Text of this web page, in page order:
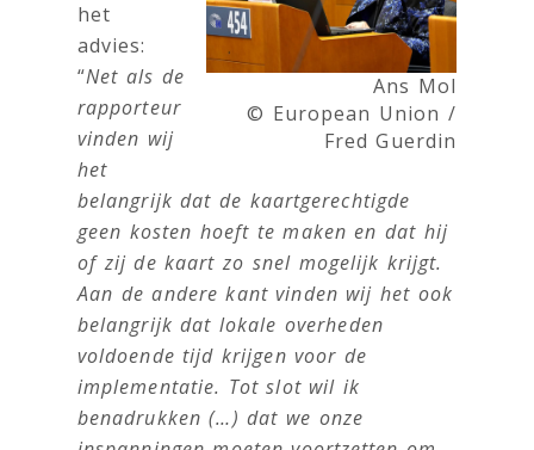
Ans Mol
© European Union /
Fred Guerdin
het
advies:
“Net als de
rapporteur
vinden wij
het
belangrijk dat de kaartgerechtigde
geen kosten hoeft te maken en dat hij
of zij de kaart zo snel mogelijk krijgt.
Aan de andere kant vinden wij het ook
belangrijk dat lokale overheden
voldoende tijd krijgen voor de
implementatie. Tot slot wil ik
benadrukken (…) dat we onze